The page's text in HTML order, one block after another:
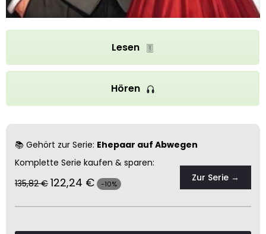
Lesen
Hören
📚 Gehört zur Serie: Ehepaar auf Abwegen
Komplette Serie kaufen & sparen:
135,82€ 122,24 € -10%
Zur Serie →